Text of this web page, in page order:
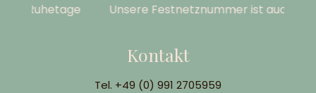
Ruhetage Unsere Festnetznummer ist auch bei
Kontakt
Tel. +49 (0) 991 2705959